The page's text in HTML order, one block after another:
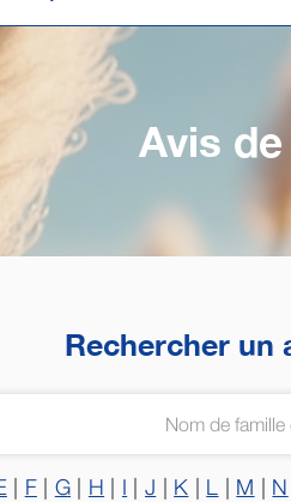
Avis
Rechercher un
| F| G H I |J K L M N